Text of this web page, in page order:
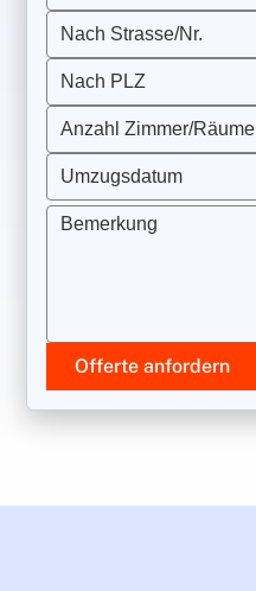
Nach Strasse/Nr.
Nach PLZ
Anzahl Zimmer/Räume
Umzugsdatum
Bemerkung
Offerte anfordern